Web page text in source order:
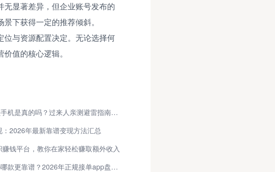
显著差异，但企业账号发布的
下获得一定的推荐倾斜。
与资源配置决定。无论选择何
值的核心逻辑。
抖音打卡365天领手机是真的吗？过来人亲测避雷指南，这三点一定要看！
2026年最新靠谱变现方法汇总
钱平台，教你在家轻松赚取额外收入
广告安装接单app哪款更靠谱？2026年正规接单app盘点，结算快、不踩坑！